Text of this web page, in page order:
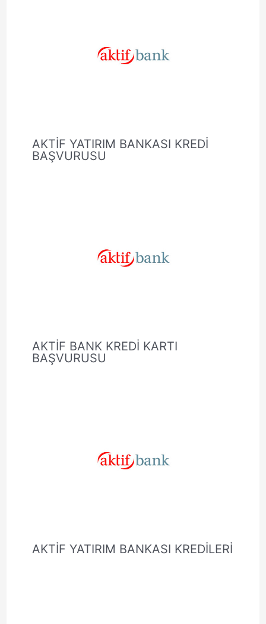
AKTİF YATIRIM BANKASI KREDİ
BAŞVURUSU
AKTİF BANK KREDİ KARTI
BAŞVURUSU
AKTİF YATIRIM BANKASI KREDİLERİ